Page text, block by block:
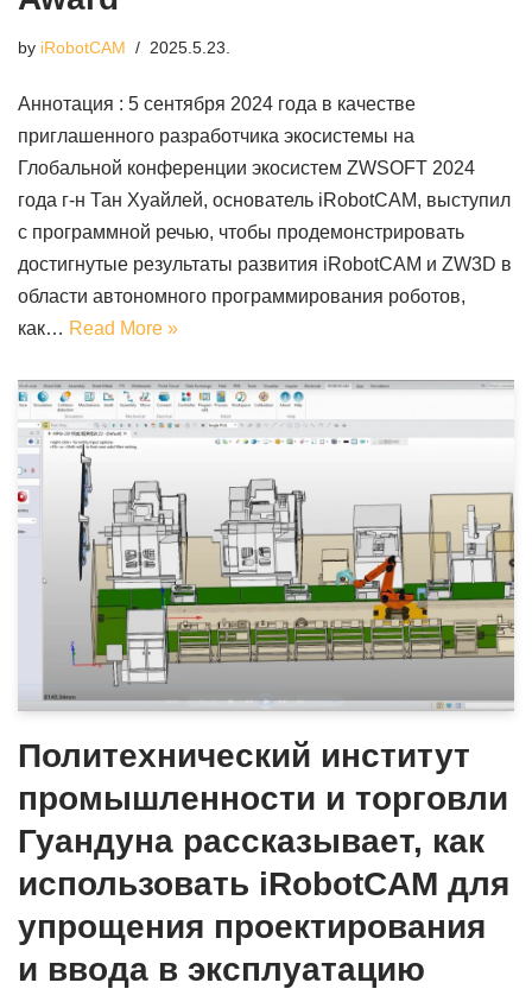
by iRobotCAM 2025.5.23.
Аннотация : 5 сентября 2024 года в качестве
приглашенного разработчика экосистемы на
Глобальной конференции экосистем ZWSOFT 2024
года г-н Тан Хуайлей, основатель iRobotCAM, выступил
с программной речью, чтобы продемонстрировать
достигнутые результаты развития iRobotCAM и ZW3D в
области автономного программирования роботов,
как… Read More »
Политехнический институт
промышленности и торговли
Гуандуна рассказывает, как
использовать iRobotCAM для
упрощения проектирования
и ввода в эксплуатацию